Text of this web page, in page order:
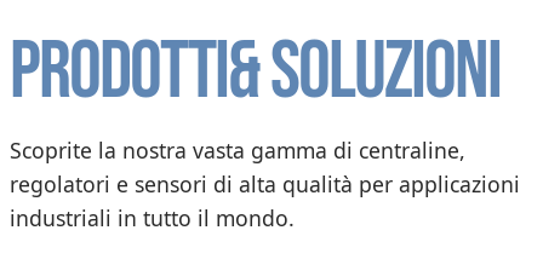
Prodotti& soluzioni
Scoprite la nostra vasta gamma di centraline,
regolatori e sensori di alta qualità per applicazioni
industriali in tutto il mondo.